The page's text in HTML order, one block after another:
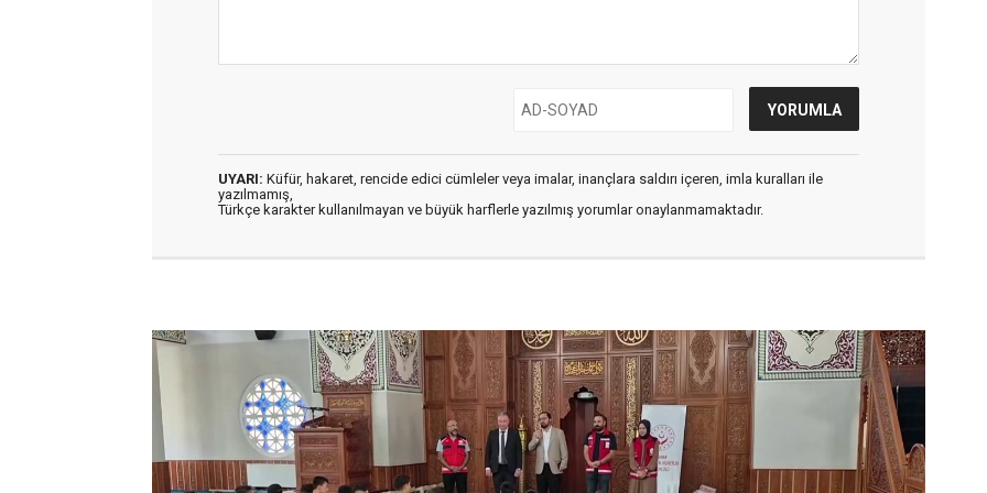
UYARI: Küfür, hakaret, rencide edici cümleler veya imalar, inançlara saldırı içeren, imla kuralları ile
yazılmamış,
Türkçe karakter kullanılmayan ve büyük harflerle yazılmış yorumlar onaylanmamaktadır.